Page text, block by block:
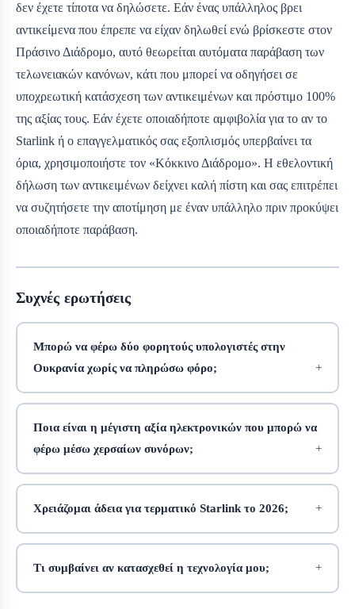
δεν έχετε τίποτα να δηλώσετε. Εάν ένας υπάλληλος βρει
αντικείμενα που έπρεπε να είχαν δηλωθεί ενώ βρίσκεστε στον
Πράσινο Διάδρομο, αυτό θεωρείται αυτόματα παράβαση των
τελωνειακών κανόνων, κάτι που μπορεί να οδηγήσει σε
υποχρεωτική κατάσχεση των αντικειμένων και πρόστιμο 100%
της αξίας τους. Εάν έχετε οποιαδήποτε αμφιβολία για το αν το
Starlink ή ο επαγγελματικός σας εξοπλισμός υπερβαίνει τα
όρια, χρησιμοποιήστε τον «Κόκκινο Διάδρομο». Η εθελοντική
δήλωση των αντικειμένων δείχνει καλή πίστη και σας επιτρέπει
να συζητήσετε την αποτίμηση με έναν υπάλληλο πριν προκύψει
οποιαδήποτε παράβαση.
Συχνές ερωτήσεις
Μπορώ να φέρω δύο φορητούς υπολογιστές στην
Ουκρανία χωρίς να πληρώσω φόρο;
Ποια είναι η μέγιστη αξία ηλεκτρονικών που μπορώ να
φέρω μέσω χερσαίων συνόρων;
Χρειάζομαι άδεια για τερματικό Starlink το 2026;
Τι συμβαίνει αν κατασχεθεί η τεχνολογία μου;